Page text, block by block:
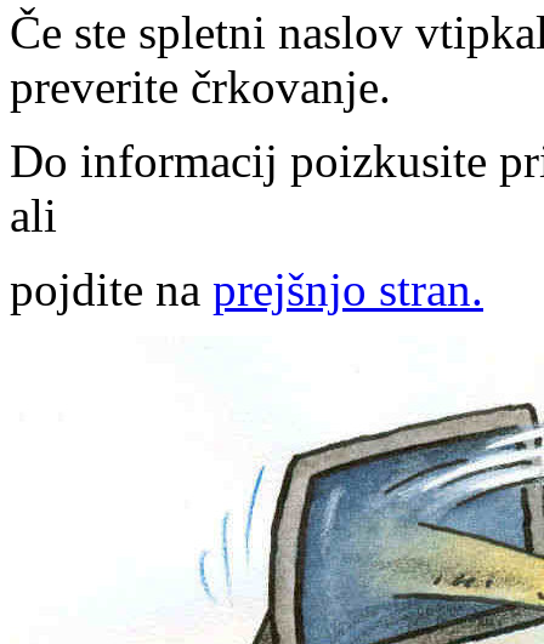
Če ste spletni naslov
preverite črkovanje.
Do informacij poizkusite
ali
pojdite na prejšnjo stran.